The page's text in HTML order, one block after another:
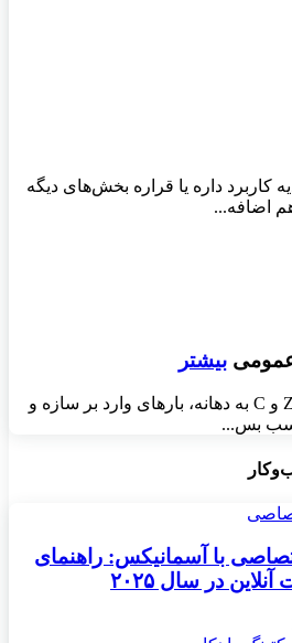
کاربرد داره یا قراره بخش‌های دیگه
اضافه...
بیشتر
نه لزوماً. انتخاب بین Z و C به دهانه، بارهای وارد بر سازه و
بس...
با آسمانیکس: راهنمای
در سال ۲۰۲۵